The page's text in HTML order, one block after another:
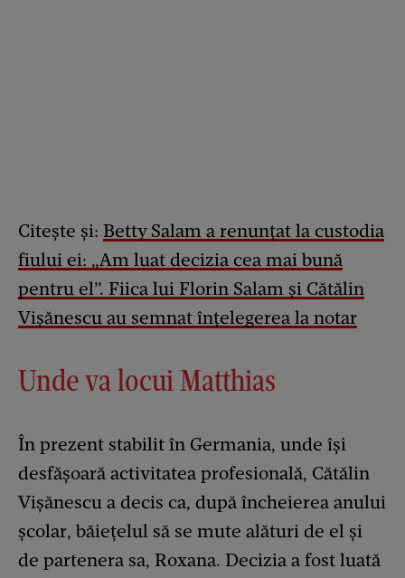
Citește și: Betty Salam a renunțat la custodia
fiului ei: „Am luat decizia cea mai bună
pentru el”. Fiica lui Florin Salam și Cătălin
Vișănescu au semnat înțelegerea la notar
Unde va locui Matthias
În prezent stabilit în Germania, unde își
desfășoară activitatea profesională, Cătălin
Vișănescu a decis ca, după încheierea anului
școlar, băiețelul să se mute alături de el și
de partenera sa, Roxana. Decizia a fost luată